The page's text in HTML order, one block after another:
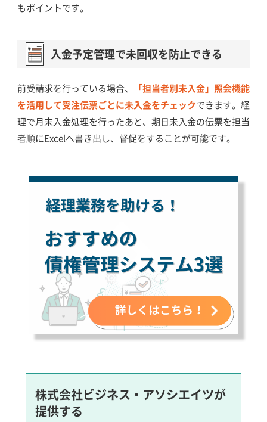
もポイントです。
入金予定管理で未回収を防止できる
前受請求を行っている場合、
「担当者別未入金」照会機能
を活用して受注伝票ごとに未入金をチェックできます。経
理で月末入金処理を行ったあと、期日未入金の伝票を担当
者順にExcelへ書き出し、督促をすることが可能です。
株式会社ビジネス・アソシエイツが
提供する